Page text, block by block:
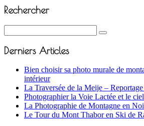
Rechercher
Derniers Articles
Bien choisir sa photo murale de
intérieur
La Traversée de la Meije –
Photographier la Voie Lactée et le
La Photographie de Montagne en
Le Tour du Mont Thabor en Ski de